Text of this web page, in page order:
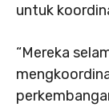
untuk
“Mereka